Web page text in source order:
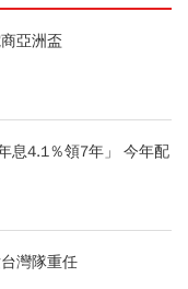
亞洲盃
息4.1％領7年」 今年配
灣隊重任